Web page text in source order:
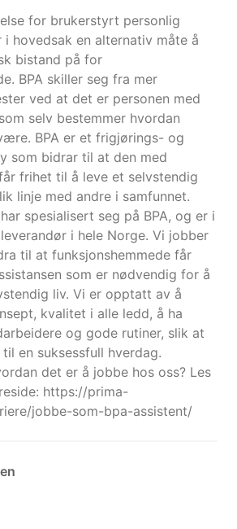
for brukerstyrt personlig
i hovedsak en alternativ måte å
bistand på for
BPA skiller seg fra mer
ved at det er personen med
selv bestemmer hvordan
BPA er et frigjørings- og
som bidrar til at den med
frihet til å leve et selvstendig
linje med andre i samfunnet.
spesialisert seg på BPA, og er i
i hele Norge. Vi jobber
til at funksjonshemmede får
som er nødvendig for å
liv. Vi er opptatt av å
kvalitet i alle ledd, å ha
og gode rutiner, slik at
en suksessfull hverdag.
det er å jobbe hos oss? Les
https://prima-
jobbe-som-bpa-assistent/